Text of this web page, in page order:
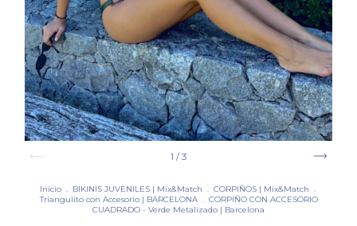
1 /3
Inicio . BIKINIS JUVENILES | Mix&Match . CORPIÑOS | Mix&Match .
Triangulito con Accesorio | BARCELONA . CORPIÑO CON ACCESORIO
CUADRADO - Verde Metalizado | Barcelona